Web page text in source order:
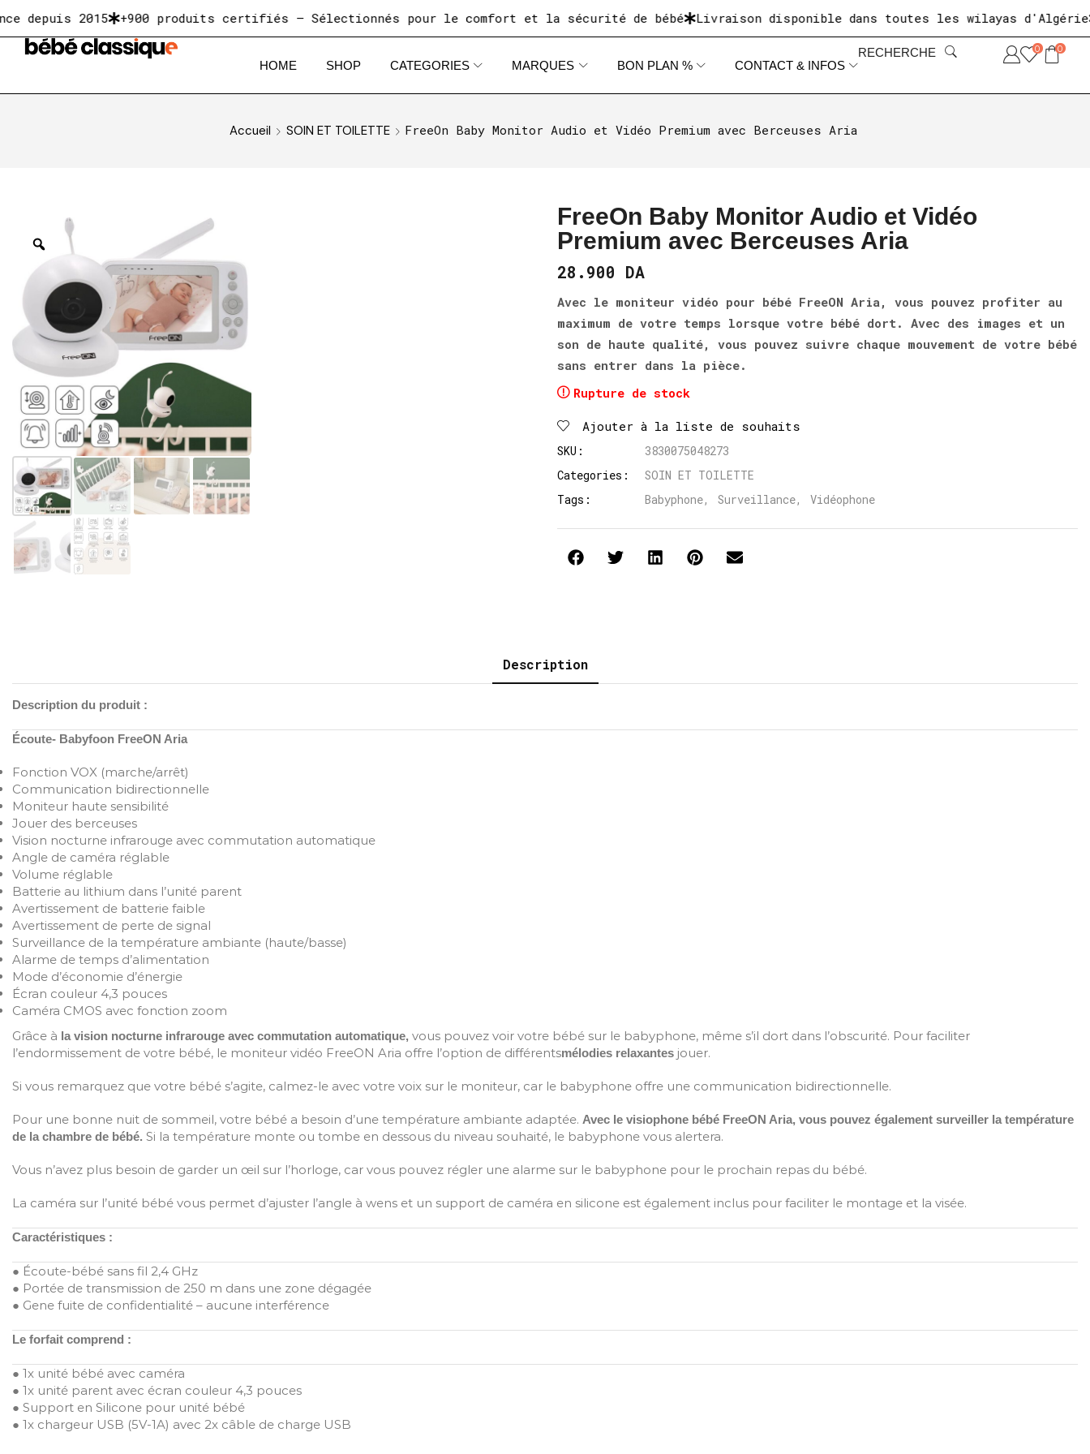
2015 +900 produits certifiés — Sélectionnés pour le comfort et la sécurité de bébé Livraison disponible dans toutes les wilayas d'Algérie +10
HOME SHOP CATEGORIES MARQUES BON PLAN % CONTACT & INFOS
RECHERCHE 0 0
Accueil SOIN ET TOILETTE FreeOn Baby Monitor Audio et Vidéo Premium avec Berceuses Aria
FreeOn Baby Monitor Audio et Vidéo
Premium avec Berceuses Aria
28.900 DA
Avec le moniteur vidéo pour bébé FreeON Aria, vous pouvez profiter au
maximum de votre temps lorsque votre bébé dort. Avec des images et un
son de haute qualité, vous pouvez suivre chaque mouvement de votre bébé
sans entrer dans la pièce.
Rupture de stock
Ajouter à la liste de souhaits
SKU:
3830075048273
Categories:
SOIN ET TOILETTE
Tags:
Babyphone, Surveillance, Vidéophone
Description
Description du produit :
Écoute- Babyfoon FreeON Aria
Fonction VOX (marche/arrêt)
Communication bidirectionnelle
Moniteur haute sensibilité
Jouer des berceuses
Vision nocturne infrarouge avec commutation automatique
Angle de caméra réglable
Volume réglable
Batterie au lithium dans l’unité parent
Avertissement de batterie faible
Avertissement de perte de signal
Surveillance de la température ambiante (haute/basse)
Alarme de temps d’alimentation
Mode d’économie d’énergie
Écran couleur 4,3 pouces
Caméra CMOS avec fonction zoom
Grâce à la vision nocturne infrarouge avec commutation automatique, vous pouvez voir votre bébé sur le babyphone, même s’il dort dans l’obscurité. Pour faciliter
l’endormissement de votre bébé, le moniteur vidéo FreeON Aria offre l’option de différentsmélodies relaxantes jouer.
Si vous remarquez que votre bébé s’agite, calmez-le avec votre voix sur le moniteur, car le babyphone offre une communication bidirectionnelle.
Pour une bonne nuit de sommeil, votre bébé a besoin d’une température ambiante adaptée. Avec le visiophone bébé FreeON Aria, vous pouvez également surveiller la température
de la chambre de bébé. Si la température monte ou tombe en dessous du niveau souhaité, le babyphone vous alertera.
Vous n’avez plus besoin de garder un œil sur l’horloge, car vous pouvez régler une alarme sur le babyphone pour le prochain repas du bébé.
La caméra sur l’unité bébé vous permet d’ajuster l’angle à wens et un support de caméra en silicone est également inclus pour faciliter le montage et la visée.
Caractéristiques :
● Écoute-bébé sans fil 2,4 GHz
● Portée de transmission de 250 m dans une zone dégagée
● Gene fuite de confidentialité – aucune interférence
Le forfait comprend :
● 1x unité bébé avec caméra
● 1x unité parent avec écran couleur 4,3 pouces
● Support en Silicone pour unité bébé
● 1x chargeur USB (5V-1A) avec 2x câble de charge USB